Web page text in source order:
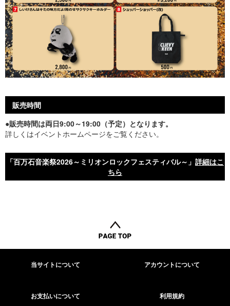
​販売時間
●販売時間は両日9:00～19:00（予定）となります。
詳しくはイベントホームページをご覧ください。
「百万石音楽祭2026～ミリオンロックフェスティバル～」 ​詳細はこ
ちら
当サイトについて アカウントについて
お支払いについて 利用規約